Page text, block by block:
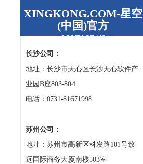
XINGKONG.COM-星空
(中国)官方
CONTACT US
长沙公司：
地址：长沙市天心区长沙天心软件产
业园B座803-804
电话：0731-81671998
苏州公司：
地址：苏州市高新区科发路101号致
远国际商务大厦南楼503室